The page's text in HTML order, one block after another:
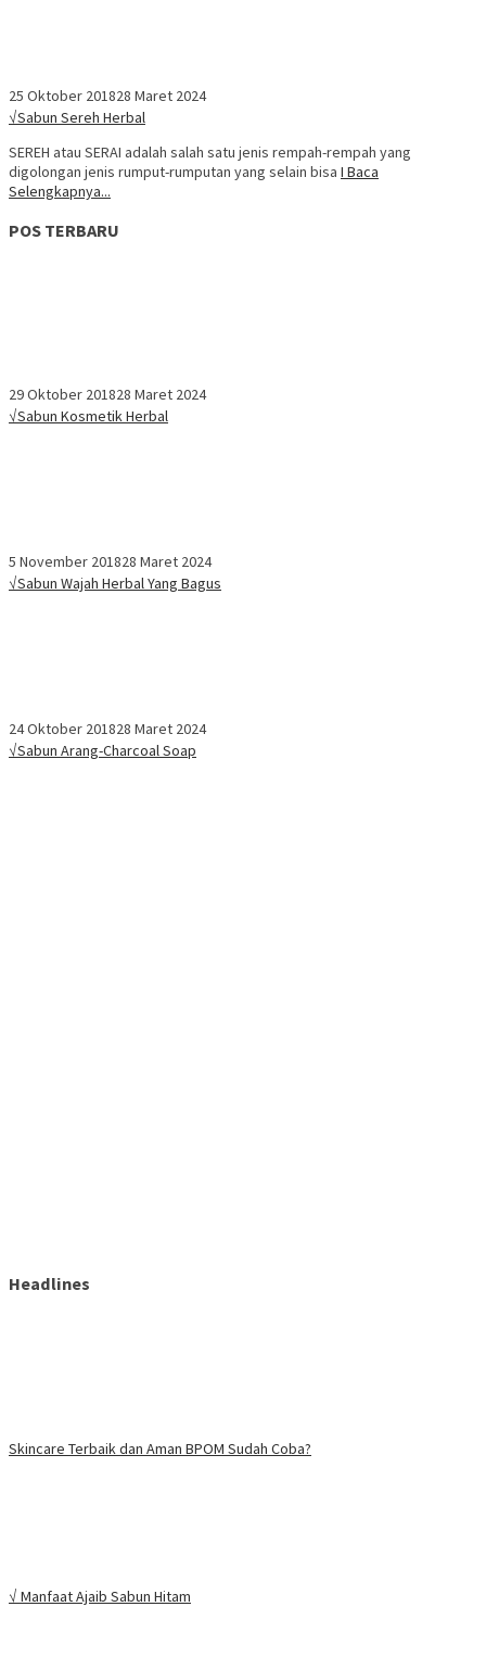
25 Oktober 201828 Maret 2024
√Sabun Sereh Herbal
SEREH atau SERAI adalah salah satu jenis rempah-rempah yang
digolongan jenis rumput-rumputan yang selain bisa I Baca
Selengkapnya...
POS TERBARU
29 Oktober 201828 Maret 2024
√Sabun Kosmetik Herbal
5 November 201828 Maret 2024
√Sabun Wajah Herbal Yang Bagus
24 Oktober 201828 Maret 2024
√Sabun Arang-Charcoal Soap
Headlines
Skincare Terbaik dan Aman BPOM Sudah Coba?
√ Manfaat Ajaib Sabun Hitam